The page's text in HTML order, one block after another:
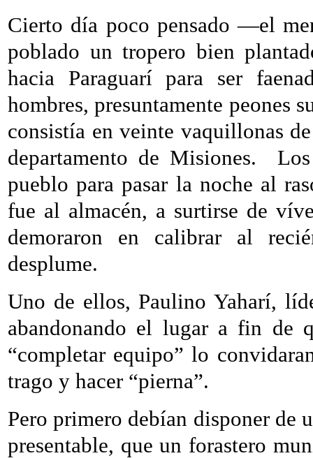
Cierto día poco pensado —el
poblado un tropero bien
hacia Paraguarí para ser
hombres, presuntamente peones
consistía en veinte vaquillonas
departamento de Misiones.
pueblo para pasar la noche al
fue al almacén, a surtirse de
demoraron en calibrar al
desplume.
Uno de ellos, Paulino Yaharí,
abandonando el lugar a fin de
“completar equipo” lo
trago y hacer “pierna”.
Pero primero debían disponer de
presentable, que un forastero